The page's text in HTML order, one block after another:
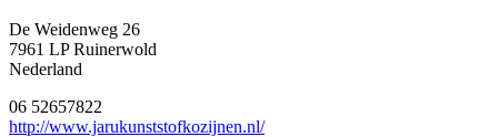
De Weidenweg 26
7961 LP Ruinerwold
Nederland
06 52657822
http://www.jarukunststofkozijnen.nl/